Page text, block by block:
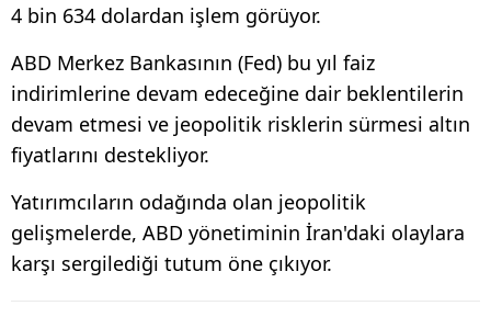
4 bin 634 dolardan işlem görüyor.
ABD Merkez Bankasının (Fed) bu yıl faiz
indirimlerine devam edeceğine dair beklentilerin
devam etmesi ve jeopolitik risklerin sürmesi altın
fiyatlarını destekliyor.
Yatırımcıların odağında olan jeopolitik
gelişmelerde, ABD yönetiminin İran'daki olaylara
karşı sergilediği tutum öne çıkıyor.